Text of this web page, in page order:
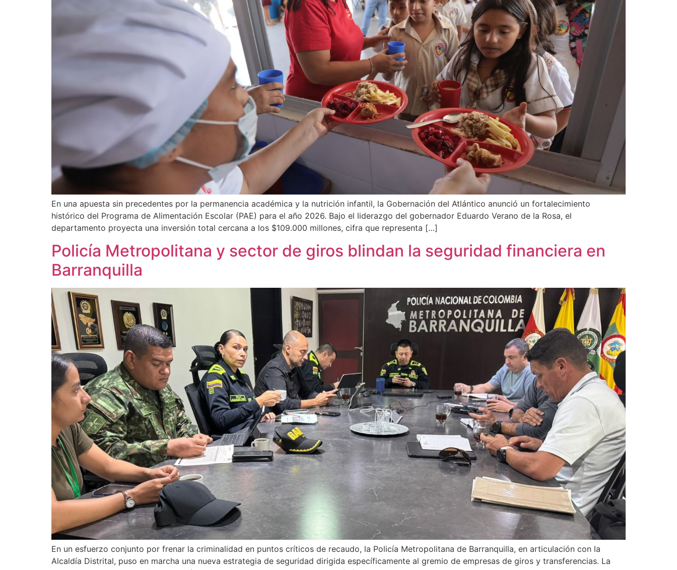
En una apuesta sin precedentes por la permanencia académica y la nutrición infantil, la Gobernación del Atlántico anunció un fortalecimiento
histórico del Programa de Alimentación Escolar (PAE) para el año 2026. Bajo el liderazgo del gobernador Eduardo Verano de la Rosa, el
departamento proyecta una inversión total cercana a los $109.000 millones, cifra que representa […]
Policía Metropolitana y sector de giros blindan la seguridad financiera en
Barranquilla
En un esfuerzo conjunto por frenar la criminalidad en puntos críticos de recaudo, la Policía Metropolitana de Barranquilla, en articulación con la
Alcaldía Distrital, puso en marcha una nueva estrategia de seguridad dirigida específicamente al gremio de empresas de giros y transferencias. La